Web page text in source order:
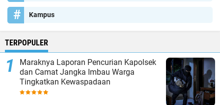
Kampus
TERPOPULER
Maraknya Laporan Pencurian Kapolsek
dan Camat Jangka Imbau Warga
Tingkatkan Kewaspadaan